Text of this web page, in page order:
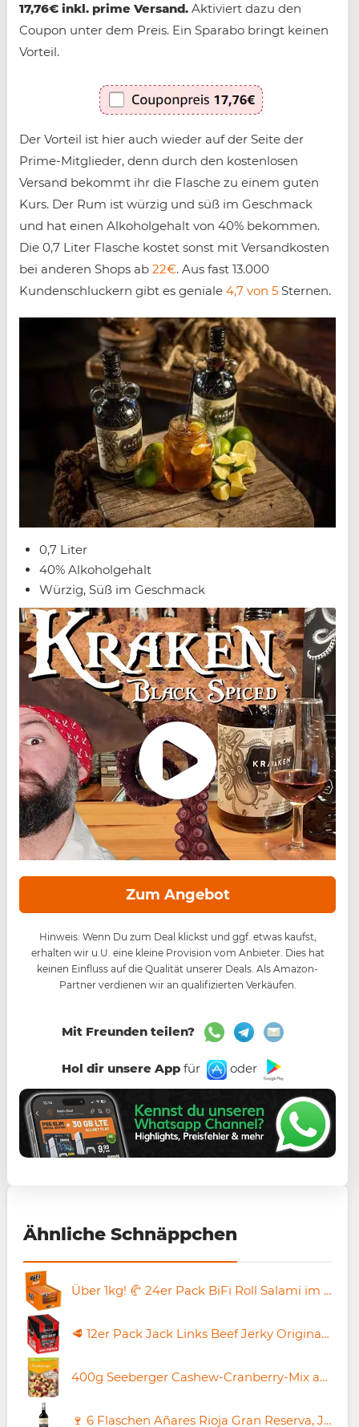
17,76€ inkl. prime Versand. Aktiviert dazu den
Coupon unter dem Preis. Ein Sparabo bringt keinen
Vorteil.
Der Vorteil ist hier auch wieder auf der Seite der
Prime-Mitglieder, denn durch den kostenlosen
Versand bekommt ihr die Flasche zu einem guten
Kurs. Der Rum ist würzig und süß im Geschmack
und hat einen Alkoholgehalt von 40% bekommen.
Die 0,7 Liter Flasche kostet sonst mit Versandkosten
bei anderen Shops ab 22€. Aus fast 13.000
Kundenschluckern gibt es geniale 4,7 von 5 Sternen.
0,7 Liter
40% Alkoholgehalt
Würzig, Süß im Geschmack
Zum Angebot
Hinweis: Wenn Du zum Deal klickst und ggf. etwas kaufst,
erhalten wir u.U. eine kleine Provision vom Anbieter. Dies hat
keinen Einfluss auf die Qualität unserer Deals. Als Amazon-
Partner verdienen wir an qualifizierten Verkäufen.
Mit Freunden teilen?
Hol dir unsere Appfür oder
Ähnliche Schnäppchen
Über 1kg! 🥐 24er Pack BiFi Roll Salami im Teigmantel 45g ab 22,57€ (statt 28€)
🥩 12er Pack Jack Links Beef Jerky Original je 60g ab 35,62€ (statt 51€)
400g Seeberger Cashew-Cranberry-Mix ab 6,64€ (statt 9€)
🍷 6 Flaschen Añares Rioja Gran Reserva, Jahrgang 2019 für 37,89€ (statt 68€)